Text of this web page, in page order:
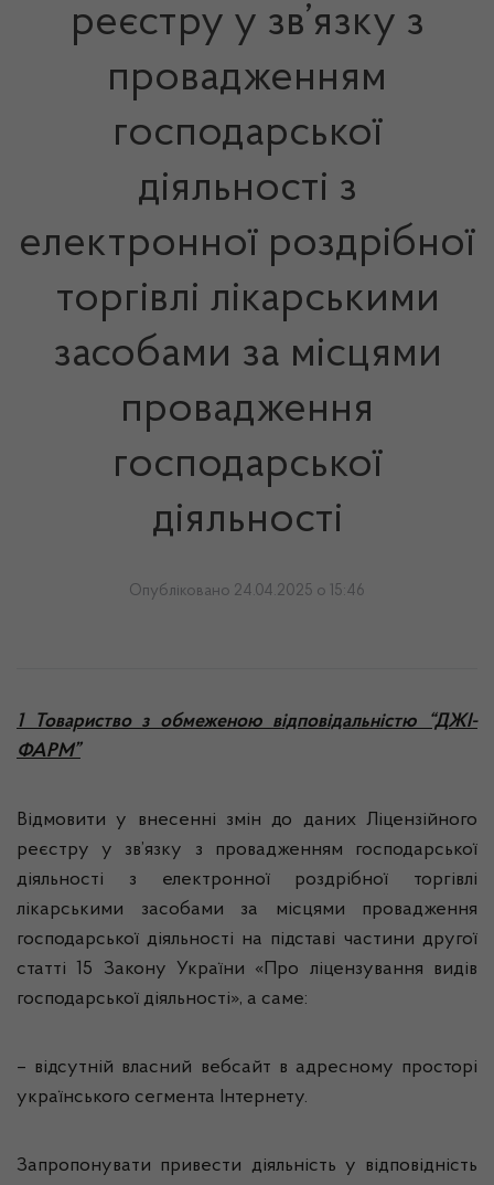
реєстру у зв’язку з
провадженням
господарської
діяльності з
електронної роздрібної
торгівлі лікарськими
засобами за місцями
провадження
господарської
діяльності
Опубліковано 24.04.2025 о 15:46
1 Товариство з обмеженою відповідальністю “ДЖІ-
ФАРМ”
Відмовити у внесенні змін до даних Ліцензійного
реєстру у зв’язку з провадженням господарської
діяльності з електронної роздрібної торгівлі
лікарськими засобами за місцями провадження
господарської діяльності на підставі частини другої
статті 15 Закону України «Про ліцензування видів
господарської діяльності», а саме:
– відсутній власний вебсайт в адресному просторі
українського сегмента Інтернету.
Запропонувати привести діяльність у відповідність